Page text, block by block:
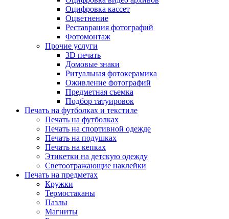
Оцифровка кассет
Оцветнение
Реставрация фотографий
Фотомонтаж
Прочие услуги
3D печать
Домовые знаки
Ритуальная фотокерамика
Оживление фотографий
Предметная съемка
Подбор татуировок
Печать на футболках и текстиле
Печать на футболках
Печать на спортивной одежде
Печать на подушках
Печать на кепках
Этикетки на детскую одежду
Светоотражающие наклейки
Печать на предметах
Кружки
Термостаканы
Пазлы
Магниты